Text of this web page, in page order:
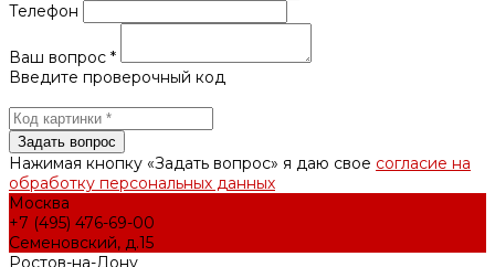
Телефон
Ваш вопрос *
Введите проверочный код
Нажимая кнопку «Задать вопрос» я даю свое согласие на
обработку персональных данных
Москва
+7 (495) 476-69-00
Семеновский, д.15
Ростов-на-Дону